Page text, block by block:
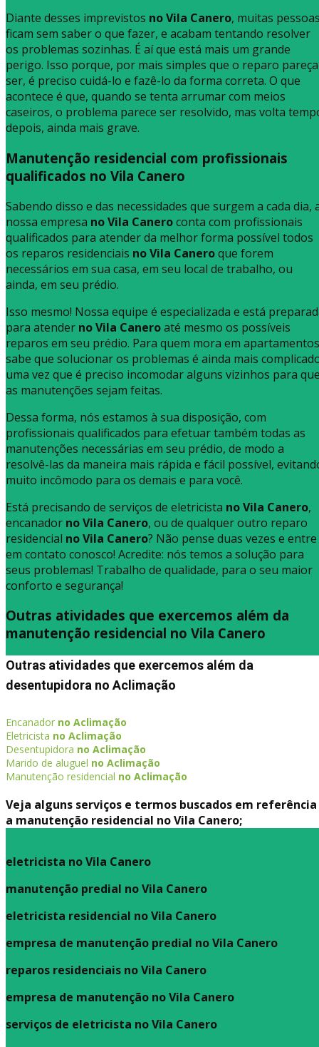
Diante desses imprevistos no Vila Canero, muitas
ficam sem saber o que fazer, e acabam tentando resolver
os problemas sozinhas. É aí que está mais um grande
perigo. Isso porque, por mais simples que o reparo pareça
ser, é preciso cuidá-lo e fazê-lo da forma correta. O que
acontece é que, quando se tenta arrumar com meios
caseiros, o problema parece ser resolvido, mas volta
depois, ainda mais grave.
Manutenção residencial com profissionais
qualificados no Vila Canero
Sabendo disso e das necessidades que surgem a cada dia,
nossa empresa no Vila Caneroconta com profissionais
qualificados para atender da melhor forma possível todos
os reparos residenciais no Vila Caneroque forem
necessários em sua casa, em seu local de trabalho, ou
ainda, em seu prédio.
Isso mesmo! Nossa equipe é especializada e está
para atender no Vila Caneroaté mesmo os possíveis
reparos em seu prédio. Para quem mora em
sabe que solucionar os problemas é ainda mais
uma vez que é preciso incomodar alguns vizinhos para
as manutenções sejam feitas.
Dessa forma, nós estamos à sua disposição, com
profissionais qualificados para efetuar também todas as
manutenções necessárias em seu prédio, de modo a
resolvê-las da maneira mais rápida e fácil possível,
muito incômodo para os demais e para você.
Está precisando de serviços de eletricista no Vila Canero,
encanador no Vila Canero, ou de qualquer outro reparo
residencial no Vila Canero? Não pense duas vezes e entre
em contato conosco! Acredite: nós temos a solução para
seus problemas! Trabalho de qualidade, para o seu maior
conforto e segurança!
Outras atividades que exercemos além da
manutenção residencial no Vila Canero
Outras atividades que exercemos além da
desentupidora no Aclimação
Encanador no Aclimação
Eletricista no Aclimação
Desentupidora no Aclimação
Marido de aluguel no Aclimação
Manutenção residencial no Aclimação
Veja alguns serviços e termos buscados em referência
a manutenção residencial no Vila Canero;
eletricista no Vila Canero
manutenção predial no Vila Canero
eletricista residencial no Vila Canero
empresa de manutenção predial no Vila Canero
reparos residenciais no Vila Canero
empresa de manutenção no Vila Canero
serviços de eletricista no Vila Canero